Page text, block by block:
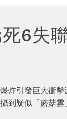
6失
炸引發巨大衝
到疑似「蘑菇雲